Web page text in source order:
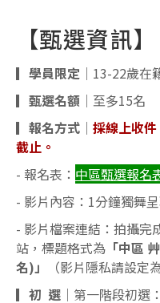
【甄選資訊】
▎學員限定 ｜13-22歲在
▎甄選名額 ｜至多15名
▎報名方式 ｜ 採線上收
截止。
- 報名表： 中區甄選報名
- 影片內容：1分鐘獨舞
- 影片檔案連結：拍攝
站，標題格式為 「中區
名)」
（影片隱私請設定
▎初 選 ｜第一階段初選